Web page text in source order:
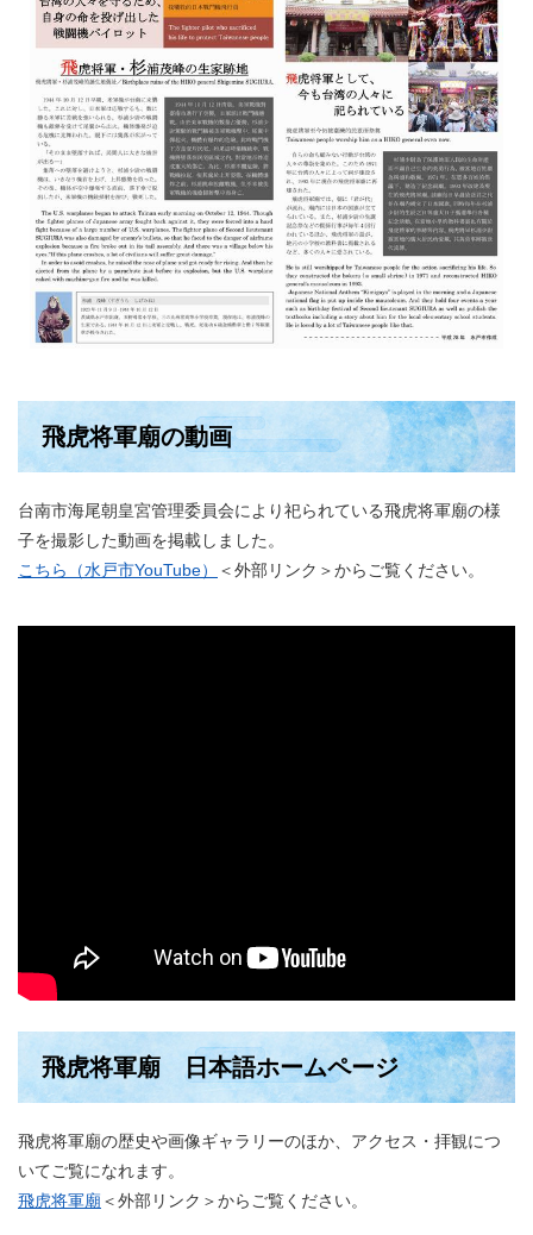
飛虎将軍廟の動画
台南市海尾朝皇宮管理委員会により祀られている飛虎将軍廟の様
子を撮影した動画を掲載しました。
こちら（水戸市YouTube）
＜外部リンク＞からご覧ください。
飛虎将軍廟 日本語ホームページ
飛虎将軍廟の歴史や画像ギャラリーのほか、アクセス・拝観につ
いてご覧になれます。
飛虎将軍廟 ＜外部リンク＞​からご覧ください。